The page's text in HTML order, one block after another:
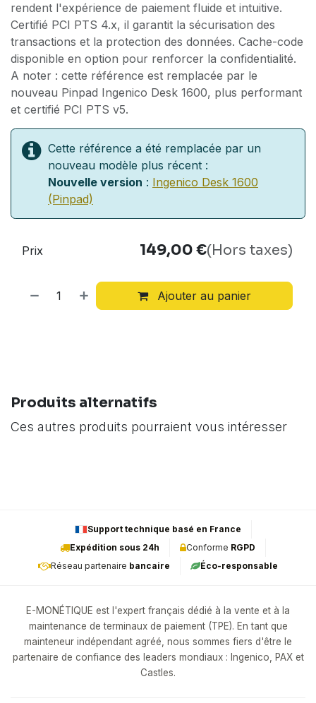
rendent l'expérience de paiement fluide et intuitive.
Certifié PCI PTS 4.x, il garantit la sécurisation des
transactions et la protection des données. Cache-code
disponible en option pour renforcer la confidentialité.
A noter : cette référence est remplacée par le
nouveau Pinpad Ingenico Desk 1600, plus performant
et certifié PCI PTS v5.
Cette référence a été remplacée par un
nouveau modèle plus récent :
Nouvelle version : Ingenico Desk 1600
(Pinpad)
Ajouter au panier
Prix 149,00€(Hors taxes)
Produits alternatifs
Ces autres produits pourraient vous intéresser
Support technique basé en France
Expédition sous 24h
Conforme RGPD
Réseau partenaire bancaire Éco-responsable
E-MONÉTIQUE est l'expert français dédié à la vente et à la
maintenance de terminaux de paiement (TPE). En tant que
mainteneur indépendant agréé, nous sommes fiers d'être le
partenaire de confiance des leaders mondiaux : Ingenico, PAX et
Castles.